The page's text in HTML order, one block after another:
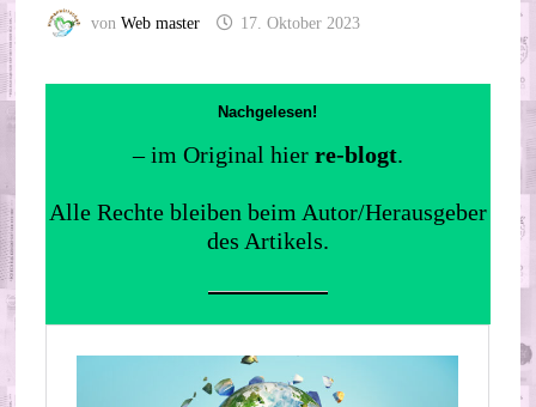
vonWeb master 17. Oktober 2023
Nachgelesen!
– im Original hier re-blogt.
Alle Rechte bleiben beim Autor/Herausgeber
des Artikels.